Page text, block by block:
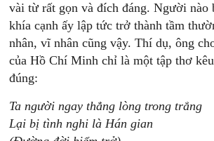
vài từ rất gọn và đích đáng. Người nào
khía cạnh ấy lập tức trở thành tầm
nhân, vĩ nhân cũng vậy. Thí dụ, ông
của Hồ Chí Minh chỉ là một tập thơ
đúng:
Ta người ngay thẳng lòng trong trắng
Lại bị tình nghi là Hán gian